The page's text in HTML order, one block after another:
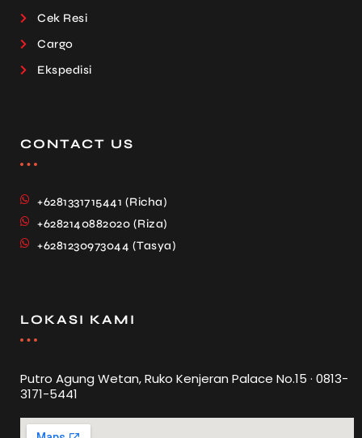
Cek Resi
Cargo
Ekspedisi
CONTACT US
+6281331715441 (Richa)
+6282140882020 (Riza)
+6281230973044 (Tasya)
LOKASI KAMI
Putro Agung Wetan, Ruko Kenjeran Palace No.15 · 0813-
3171-5441